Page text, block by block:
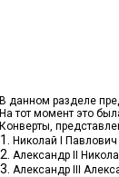
В данном разделе
На тот момент это
Конверты,
Николай I
Александр II
Александр III